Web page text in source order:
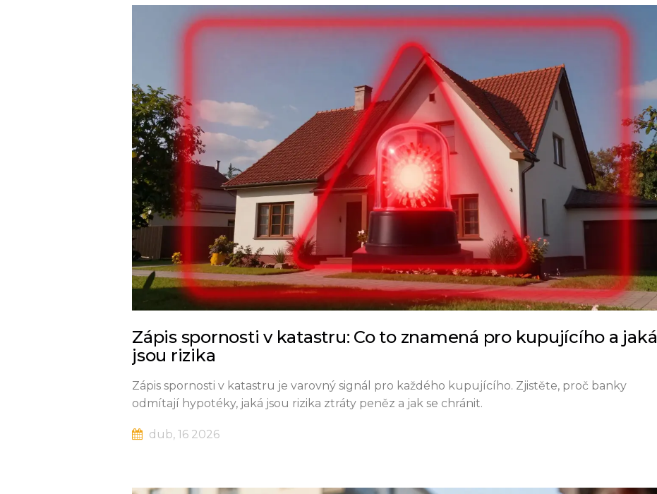
Zápis spornosti v katastru: Co to znamená pro kupujícího a jaká
jsou rizika
Zápis spornosti v katastru je varovný signál pro každého kupujícího. Zjistěte, proč banky
odmítají hypotéky, jaká jsou rizika ztráty peněz a jak se chránit.
dub, 16 2026